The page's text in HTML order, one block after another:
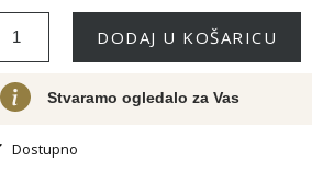
DODAJ U KOŠARICU
Stvaramo ogledalo za Vas
Dostupno